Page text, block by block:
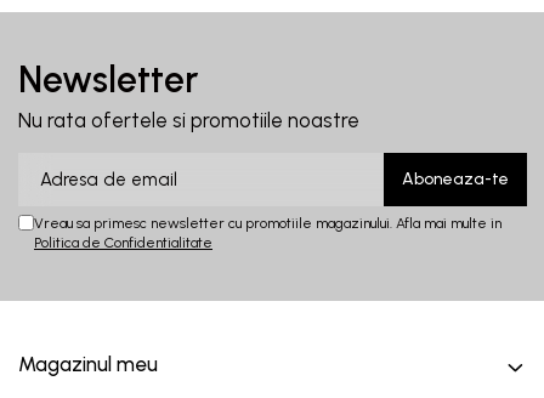
Newsletter
Nu rata ofertele si promotiile noastre
Vreau sa primesc newsletter cu promotiile magazinului. Afla mai multe in
Politica de Confidentialitate
Magazinul meu